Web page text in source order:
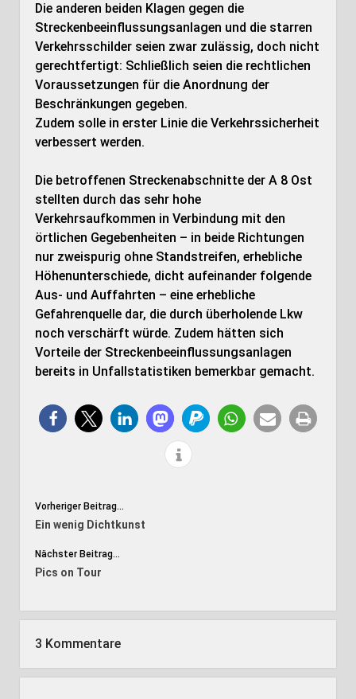
Die anderen beiden Klagen gegen die
Streckenbeeinflussungsanlagen und die starren
Verkehrsschilder seien zwar zulässig, doch nicht
gerechtfertigt: Schließlich seien die rechtlichen
Voraussetzungen für die Anordnung der
Beschränkungen gegeben.
Zudem solle in erster Linie die Verkehrssicherheit
verbessert werden.
Die betroffenen Streckenabschnitte der A 8 Ost
stellten durch das sehr hohe
Verkehrsaufkommen in Verbindung mit den
örtlichen Gegebenheiten – in beide Richtungen
nur zweispurig ohne Standstreifen, erhebliche
Höhenunterschiede, dicht aufeinander folgende
Aus- und Auffahrten – eine erhebliche
Gefahrenquelle dar, die durch überholende Lkw
noch verschärft würde. Zudem hätten sich
Vorteile der Streckenbeeinflussungsanlagen
bereits in Unfallstatistiken bemerkbar gemacht.
Vorheriger Beitrag...
Ein wenig Dichtkunst
Nächster Beitrag...
Pics on Tour
3 Kommentare